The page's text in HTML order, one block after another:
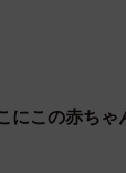
にこの赤ち